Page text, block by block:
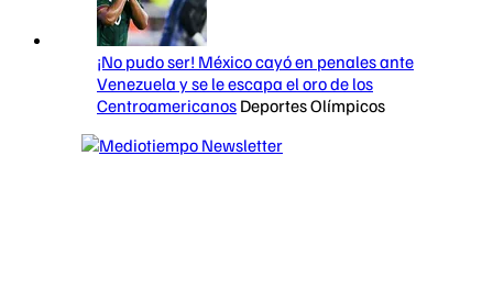
¡No pudo ser! México cayó en penales ante
Venezuela y se le escapa el oro de los
Centroamericanos Deportes Olímpicos